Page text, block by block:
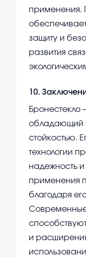
применения.
защиту и
развития
10.
Бронестекло
обладающий
стойкостью.
технологии
надежность и
применения
благодаря
и